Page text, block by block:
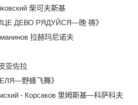
柴可夫斯基
ДЕВО РЯДУЙСЯ—晚 祷》
拉赫玛尼诺夫
佐拉
野蜂飞舞》
- Корсаков 里姆斯基—科萨科夫